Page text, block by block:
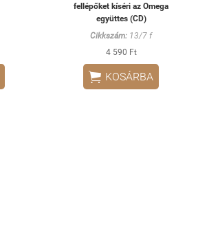
fellépőket kíséri az Omega
együttes (CD)
Cikkszám: 13/7 f
4 590 Ft
 KOSÁRBA